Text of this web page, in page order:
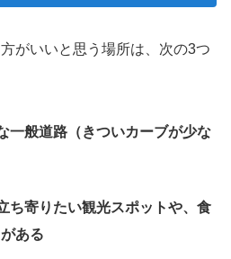
がいいと思う場所は、次の3つ
一般道路（きついカーブが少な
ち寄りたい観光スポットや、食
ある